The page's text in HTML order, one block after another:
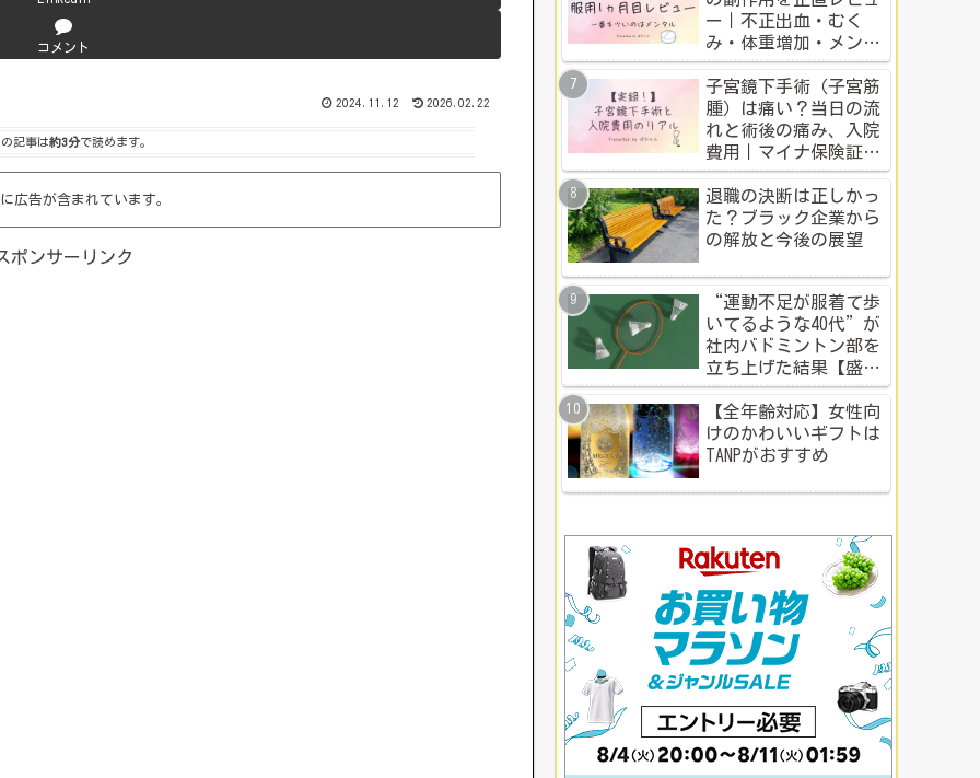
コメント
2024.11.12 2026.02.22
記事は約3分で読めます。
広告が含まれています。
ポンサーリンク
ー｜不正出血・むく
み・体重増加・メンタ
ル変化まで【体験談】
子宮鏡下手術（子宮筋
腫）は痛い？当日の流
れと術後の痛み、入院
費用｜マイナ保険証・
公的制度で乗り切った
入院体験記全公開
退職の決断は正しかっ
た？ブラック企業から
の解放と今後の展望
“運動不足が服着て歩
いてるような40代”が
社内バドミントン部を
立ち上げた結果【盛り
上がる社内イベント成
功例】
【全年齢対応】女性向
けのかわいいギフトは
TANPがおすすめ